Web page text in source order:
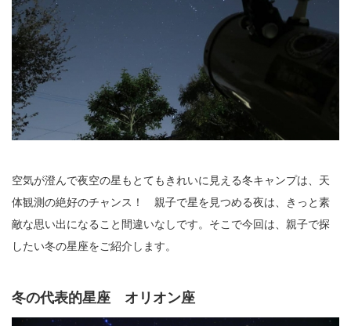
空気が澄んで夜空の星もとてもきれいに見える冬キャンプは、天
体観測の絶好のチャンス！ 親子で星を見つめる夜は、きっと素
敵な思い出になること間違いなしです。そこで今回は、親子で探
したい冬の星座をご紹介します。
冬の代表的星座 オリオン座